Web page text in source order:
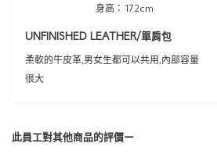
身高：172cm
UNFINISHED LEATHER/單肩包
柔軟的牛皮革,男女生都可以共用,內部容量
很大
此員工對其他商品的評價ー